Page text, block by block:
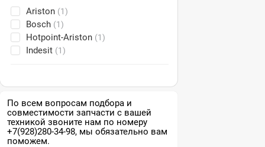
Ariston (1)
Bosch (1)
Hotpoint-Ariston (1)
Indesit (1)
По всем вопросам подбора и
совместимости запчасти с вашей
техникой звоните нам по номеру
+7(928)280-34-98, мы обязательно вам
поможем.